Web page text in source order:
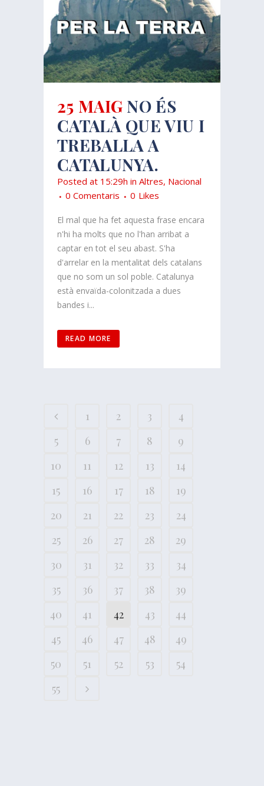
25 MAIG NO ÉS
CATALÀ QUE VIU I
TREBALLA A
CATALUNYA.
Posted at 15:29h in Altres, Nacional
0 Comentaris
0 Likes
El mal que ha fet aquesta frase encara
n'hi ha molts que no l'han arribat a
captar en tot el seu abast. S'ha
d'arrelar en la mentalitat dels catalans
que no som un sol poble. Catalunya
està envaïda-colonitzada a dues
bandes i...
READ MORE
1 2 3
4
5
6 7 8
9
10
11 12 13
14
15
16 17 18
19
20
21 22 23
24
25
26 27 28
29
30
31 32 33
34
35
36 37 38
39
40
41 42 43
44
45
46 47 48
49
50
51 52 53
54
55